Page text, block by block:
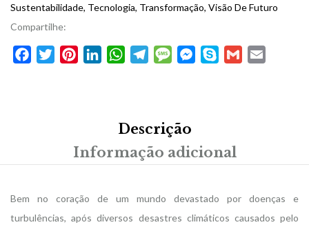
Sustentabilidade, Tecnologia, Transformação, Visão De Futuro
Compartilhe:
FacebookTwitterPinterestLinkedInWhatsAppTelegramMessageMessenger
Skype Gmail
Descrição
Informação adicional
Bem no coração de um mundo devastado por doenças e
turbulências, após diversos desastres climáticos causados pelo